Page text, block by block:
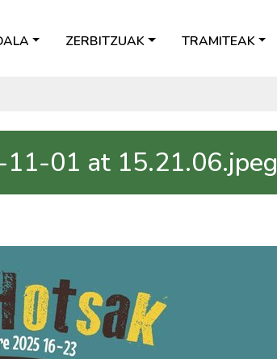
ZERBITZUAK TRAMITEAK
01 at 15.21.06.jpeg